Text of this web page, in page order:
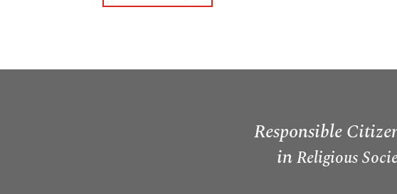
Responsible
inReligious